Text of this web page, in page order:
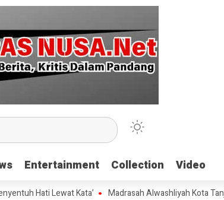
Entertainment Collection Video
Entertainment Collection Video
Lewat Kata’ Madrasah Alwashliyah Kota